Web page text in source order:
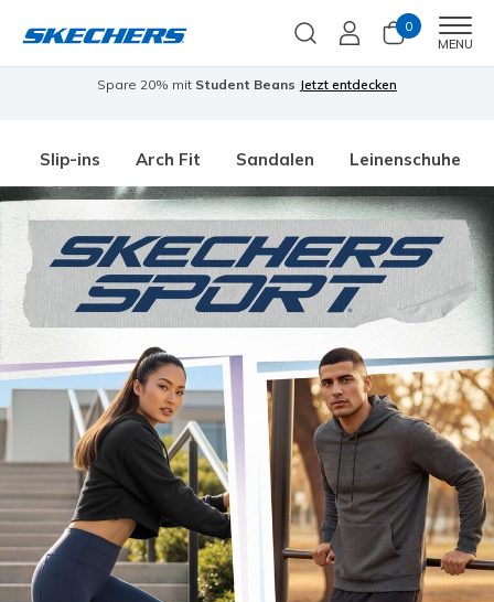
0
MENU
Spare 20% mit Student Beans Jetzt entdecken
Slip-ins Arch Fit Sandalen Leinenschuhe